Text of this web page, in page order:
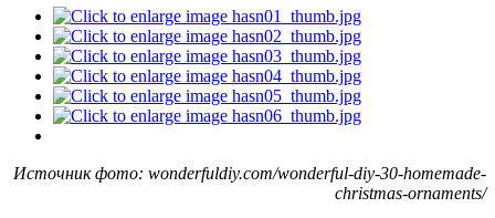
Источник фото: wonderfuldiy.com/wonderful-diy-30-homemade-
christmas-ornaments/